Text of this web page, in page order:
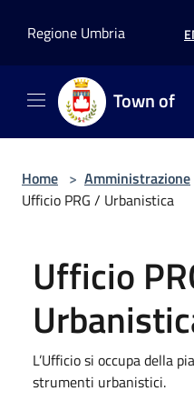
Regione Umbria
Town of
Home > Amministrazione
Ufficio PRG / Urbanistica
Ufficio
L’Ufficio si occupa della
strumenti urbanistici.